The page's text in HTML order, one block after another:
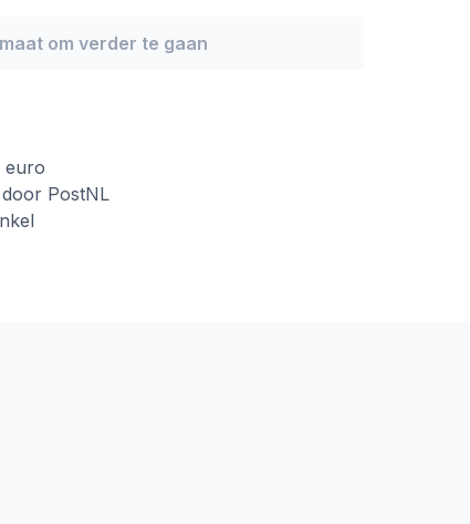
om verder te gaan
euro
PostNL